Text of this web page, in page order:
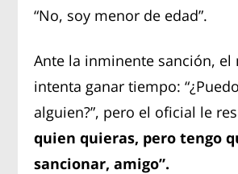
“No, soy menor de edad”.
Ante la inminente sanción, el
intenta ganar tiempo:
alguien?”, pero el oficial le
quien quieras, pero tengo
sancionar, amigo”.